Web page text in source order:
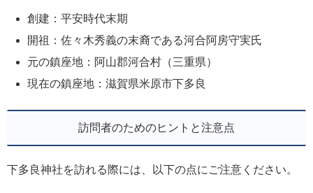
創建：平安時代末期
開祖：佐々木秀義の末裔である河合阿房守実氏
元の鎮座地：阿山郡河合村（三重県）
現在の鎮座地：滋賀県米原市下多良
訪問者のためのヒントと注意点
下多良神社を訪れる際には、以下の点にご注意ください。